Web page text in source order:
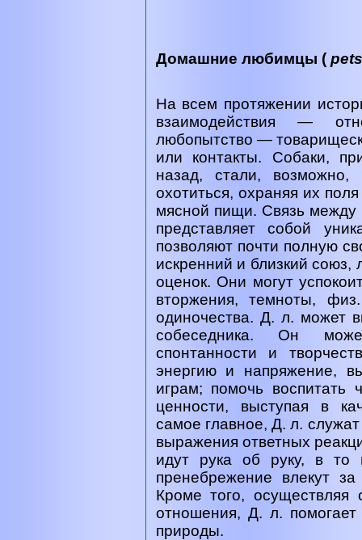
Домашние любимцы (
На всем протяжении
взаимодействия —
любопытство —
или контакты. Собаки,
назад, стали,
охотиться, охраняя их
мясной пищи. Связь
представляет собой
позволяют почти полную
искренний и близкий
оценок. Они могут
вторжения, темноты,
одиночества. Д. л. может
собеседника. Он
спонтанности и
энергию и напряжение,
играм; помочь воспитать
ценности, выступая в
самое главное, Д. л.
выражения ответных
идут рука об руку, в то
пренебрежение влекут
Кроме того,
отношения, Д. л. помогает
природы.